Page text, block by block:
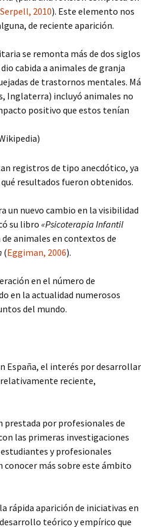
al
(2015)
teóricos
en
2014-15)
2017)
12)
animal (1,
Informes
Serpell, 2010). Este elemento nos
de reciente aparición.
se remonta más de dos siglos
cabida a animales de granja
de trastornos mentales.
Inglaterra) incluyó animales no
positivo que estos tenían
registros de tipo anecdótico, ya
resultados fueron obtenidos.
un nuevo cambio en la visibilidad
su libro «Psicoterapia Infantil
animales en contextos de
(Eggiman, 2006).
en el número de
en la actualidad numerosos
del mundo.
España, el interés por desarrollar
reciente,
prestada por profesionales de
las primeras investigaciones
y profesionales
conocer más sobre este ámbito
rápida aparición de iniciativas en
teórico y empírico que